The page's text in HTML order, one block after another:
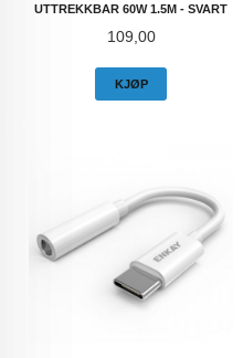
UTTREKKBAR 60W 1.5M - SVART
Pris
109,00
KJØP